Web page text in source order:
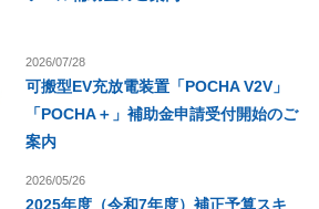
2026/07/28
可搬型EV充放電装置「POCHA V2V」
「POCHA＋」補助金申請受付開始のご
案内
2026/05/26
2025年度（令和7年度）補正予算スキ